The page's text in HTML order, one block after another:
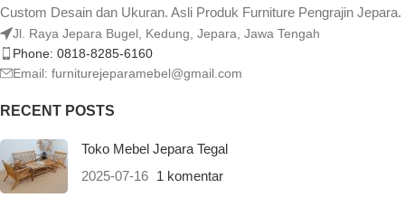
Custom Desain dan Ukuran. Asli Produk Furniture Pengrajin Jepara.
Jl. Raya Jepara Bugel, Kedung, Jepara, Jawa Tengah
Phone: 0818-8285-6160
Email: furniturejeparamebel@gmail.com
RECENT POSTS
Toko Mebel Jepara Tegal
2025-07-16 1 komentar